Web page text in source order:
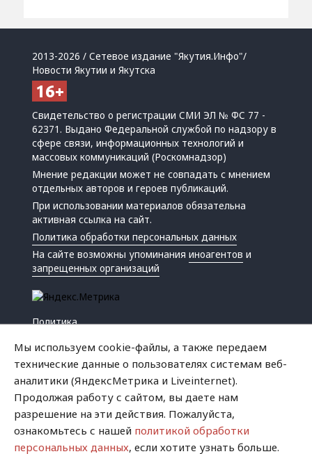
2013-2026 / Сетевое издание "Якутия.Инфо"/
Новости Якутии и Якутска
Свидетельство о регистрации СМИ ЭЛ № ФС 77 -
62371. Выдано Федеральной службой по надзору в
сфере связи, информационных технологий и
массовых коммуникаций (Роскомнадзор)
Мнение редакции может не совпадать с мнением
отдельных авторов и героев публикаций.
При использовании материалов обязательна
активная ссылка на сайт.
Политика обработки персональных данных
На сайте возможны упоминанияиноагентов и
запрещенных организаций
Политика
Криминал
Успех
Мы используем cookie-файлы, а также передаем
технические данные о пользователях системам веб-
аналитики (ЯндексМетрика и Liveinternet).
Продолжая работу с сайтом, вы даете нам
разрешение на эти действия. Пожалуйста,
ознакомьтесь с нашей политикой обработки
персональных данных, если хотите узнать больше.